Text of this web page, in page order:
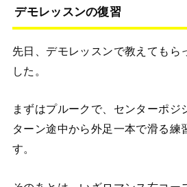
デモレッスンの復習
先日、デモレッスンで教えてもら
した。
まずはプルークで、センターポジ
ターン途中から外足一本で滑る練
す。